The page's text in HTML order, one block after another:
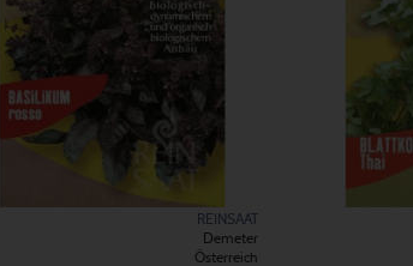
REINSAAT
Demeter
Österreich